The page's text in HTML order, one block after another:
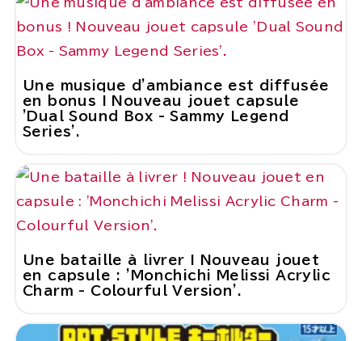
Une musique d'ambiance est diffusée
en bonus ! Nouveau jouet capsule
'Dual Sound Box - Sammy Legend
Series'.
Une bataille à livrer ! Nouveau jouet
en capsule : 'Monchichi Melissi Acrylic
Charm - Colourful Version'.